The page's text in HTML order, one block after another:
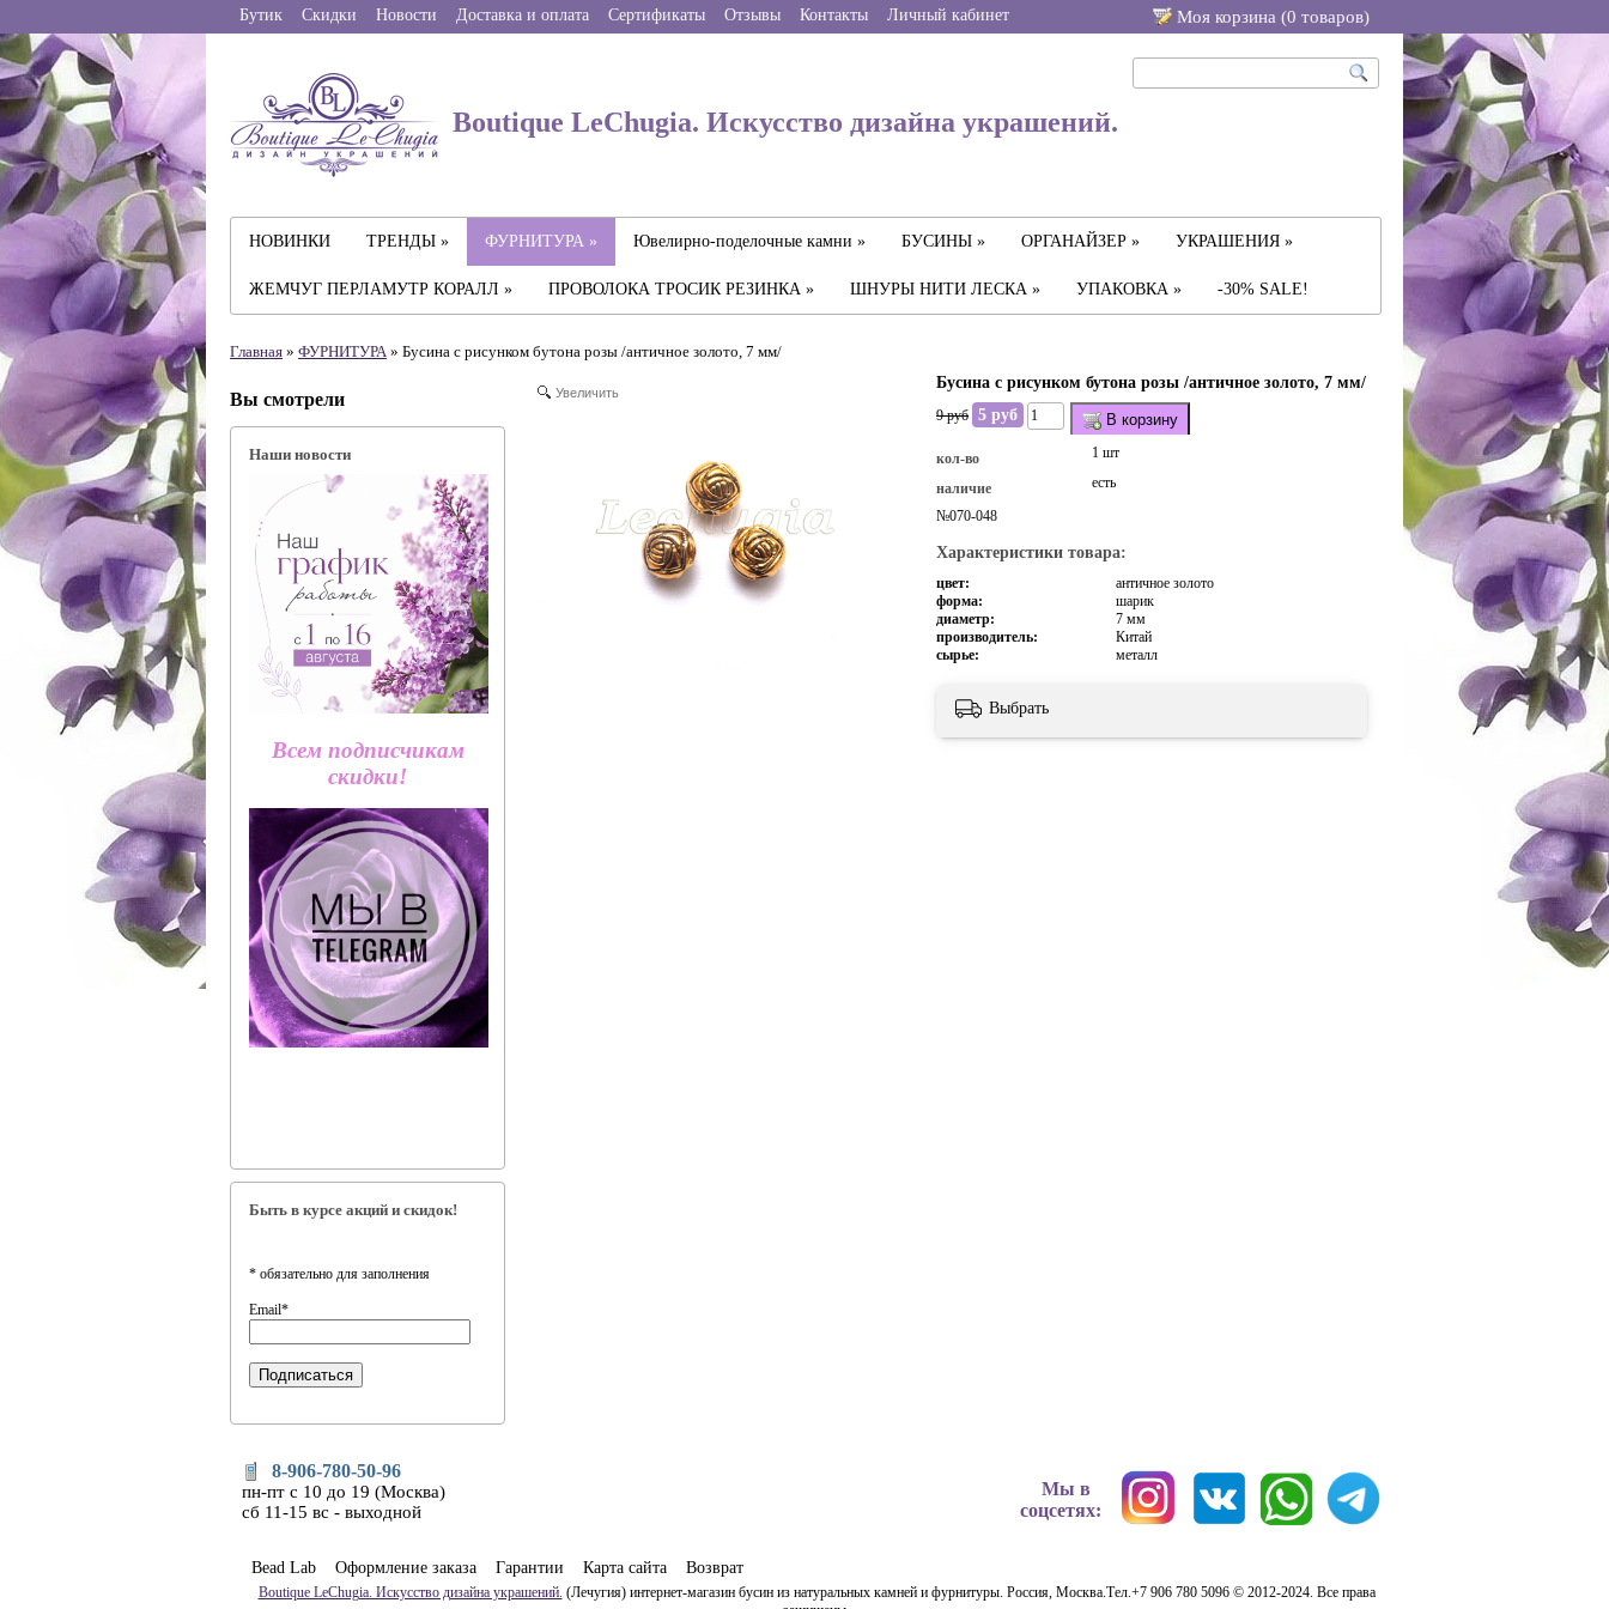
Бутик Скидки Новости Доставка и оплата Сертификаты Отзывы Контакты Личный кабинет Моя корзина (0 товаров)
Boutique LeChugia. Искусство дизайна украшений.
НОВИНКИ ТРЕНДЫ » ФУРНИТУРА » Ювелирно-поделочные камни » БУСИНЫ » ОРГАНАЙЗЕР » УКРАШЕНИЯ »
ЖЕМЧУГ ПЕРЛАМУТР КОРАЛЛ » ПРОВОЛОКА ТРОСИК РЕЗИНКА » ШНУРЫ НИТИ ЛЕСКА » УПАКОВКА » -30% SALE!
Главная » ФУРНИТУРА» Бусина с рисунком бутона розы /античное золото, 7 мм/
Вы смотрели
Наши новости
Всем подписчикам
скидки!
Быть в курсе акций и скидок!
* обязательно для заполнения
Email*
Увеличить
Бусина с рисунком бутона розы /античное золото, 7 мм/
9 руб 5 руб В корзину
кол-во 1 шт
наличие
есть
№070-048
Характеристики товара:
цвет:
античное золото
форма:
шарик
диаметр:
7 мм
производитель:
Китай
сырье:
металл
Выбрать
8-906-780-50-96
пн-пт с 10 до 19 (Москва)
сб 11-15 вс - выходной
Мы в
соцсетях:
Bead Lab Оформление заказа Гарантии Карта сайта Возврат
Boutique LeChugia. Искусство дизайна украшений. (Лечугия) интернет-магазин бусин из натуральных камней и фурнитуры. Россия, Москва.Тел.+7 906 780 5096 © 2012-2024. Все права